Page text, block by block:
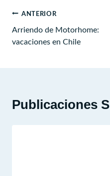
Navegación
de
entradas
ANTERIOR
Arriendo de Motorhome:
vacaciones en Chile
Publicaciones